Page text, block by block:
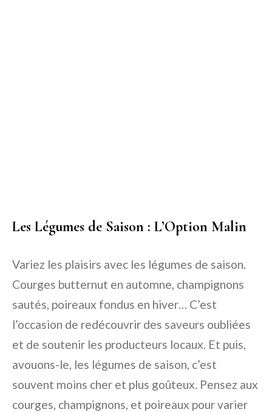
Les Légumes de Saison : L’Option Malin
Variez les plaisirs avec les légumes de saison.
Courges butternut en automne, champignons
sautés, poireaux fondus en hiver… C’est
l’occasion de redécouvrir des saveurs oubliées
et de soutenir les producteurs locaux. Et puis,
avouons-le, les légumes de saison, c’est
souvent moins cher et plus goûteux. Pensez aux
courges, champignons, et poireaux pour varier